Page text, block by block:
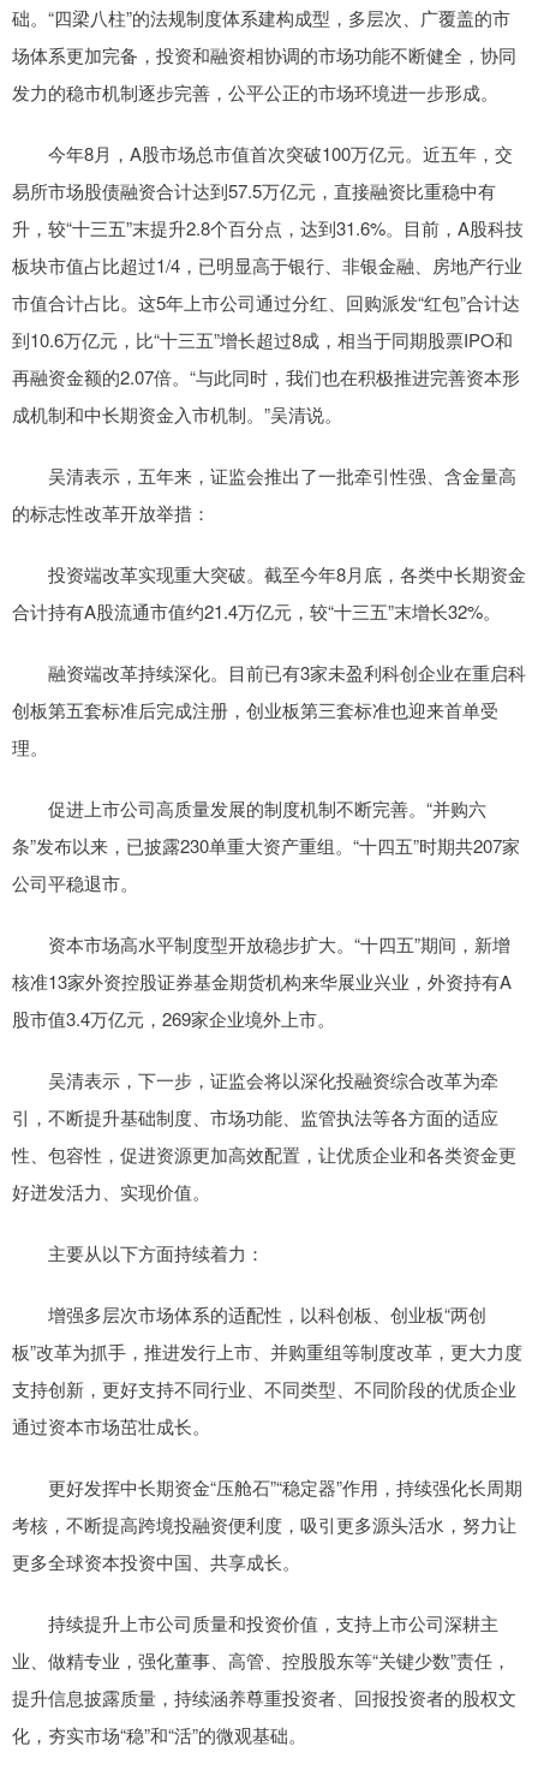
础。“四梁八柱”的法规制度体系建构成型，多层次、广覆盖的市
场体系更加完备，投资和融资相协调的市场功能不断健全，协同
发力的稳市机制逐步完善，公平公正的市场环境进一步形成。
今年8月，A股市场总市值首次突破100万亿元。近五年，交
易所市场股债融资合计达到57.5万亿元，直接融资比重稳中有
升，较“十三五”末提升2.8个百分点，达到31.6%。目前，A股科技
板块市值占比超过1/4，已明显高于银行、非银金融、房地产行业
市值合计占比。这5年上市公司通过分红、回购派发“红包”合计达
到10.6万亿元，比“十三五”增长超过8成，相当于同期股票IPO和
再融资金额的2.07倍。“与此同时，我们也在积极推进完善资本形
成机制和中长期资金入市机制。”吴清说。
吴清表示，五年来，证监会推出了一批牵引性强、含金量高
的标志性改革开放举措：
投资端改革实现重大突破。截至今年8月底，各类中长期资金
合计持有A股流通市值约21.4万亿元，较“十三五”末增长32%。
融资端改革持续深化。目前已有3家未盈利科创企业在重启科
创板第五套标准后完成注册，创业板第三套标准也迎来首单受
理。
促进上市公司高质量发展的制度机制不断完善。“并购六
条”发布以来，已披露230单重大资产重组。“十四五”时期共207家
公司平稳退市。
资本市场高水平制度型开放稳步扩大。“十四五”期间，新增
核准13家外资控股证券基金期货机构来华展业兴业，外资持有A
股市值3.4万亿元，269家企业境外上市。
吴清表示，下一步，证监会将以深化投融资综合改革为牵
引，不断提升基础制度、市场功能、监管执法等各方面的适应
性、包容性，促进资源更加高效配置，让优质企业和各类资金更
好迸发活力、实现价值。
主要从以下方面持续着力：
增强多层次市场体系的适配性，以科创板、创业板“两创
板”改革为抓手，推进发行上市、并购重组等制度改革，更大力度
支持创新，更好支持不同行业、不同类型、不同阶段的优质企业
通过资本市场茁壮成长。
更好发挥中长期资金“压舱石”“稳定器”作用，持续强化长周期
考核，不断提高跨境投融资便利度，吸引更多源头活水，努力让
更多全球资本投资中国、共享成长。
持续提升上市公司质量和投资价值，支持上市公司深耕主
业、做精专业，强化董事、高管、控股股东等“关键少数”责任，
提升信息披露质量，持续涵养尊重投资者、回报投资者的股权文
化，夯实市场“稳”和“活”的微观基础。